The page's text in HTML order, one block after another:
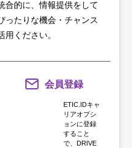
合的に、情報提供をして
ったりな機会・チャンス
用ください。
会員登録
ETIC.IDキャ
リアオプシ
ョンに登録
すること
で、DRIVE